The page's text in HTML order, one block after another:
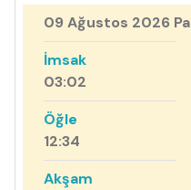
09 Ağustos 2026 Pa
İmsak
03:02
Öğle
12:34
Akşam